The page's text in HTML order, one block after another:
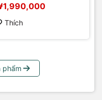
Thích
phẩm